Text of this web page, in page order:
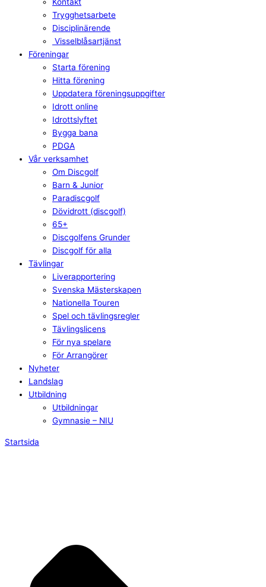
Trygghetsarbete
Disciplinärende
Visselblåsartjänst
Föreningar
Starta förening
Hitta förening
Uppdatera föreningsuppgifter
Idrott online
Idrottslyftet
Bygga bana
PDGA
Vår verksamhet
Om Discgolf
Barn & Junior
Paradiscgolf
Dövidrott (discgolf)
65+
Discgolfens Grunder
Discgolf för alla
Tävlingar
Liverapportering
Svenska Mästerskapen
Nationella Touren
Spel och tävlingsregler
Tävlingslicens
För nya spelare
För Arrangörer
Nyheter
Landslag
Utbildning
Utbildningar
Gymnasie – NIU
Startsida